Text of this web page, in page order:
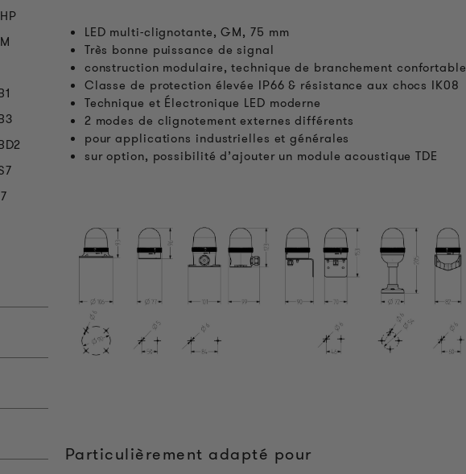
LED multi-clignotante, GM, 75 mm
Très bonne puissance de signal
construction modulaire, technique de branchement confortable
Classe de protection élevée IP66 & résistance aux chocs IK08
Technique et Électronique LED moderne
2 modes de clignotement externes différents
pour applications industrielles et générales
sur option, possibilité d’ajouter un module acoustique TDE
Particulièrement adapté pour